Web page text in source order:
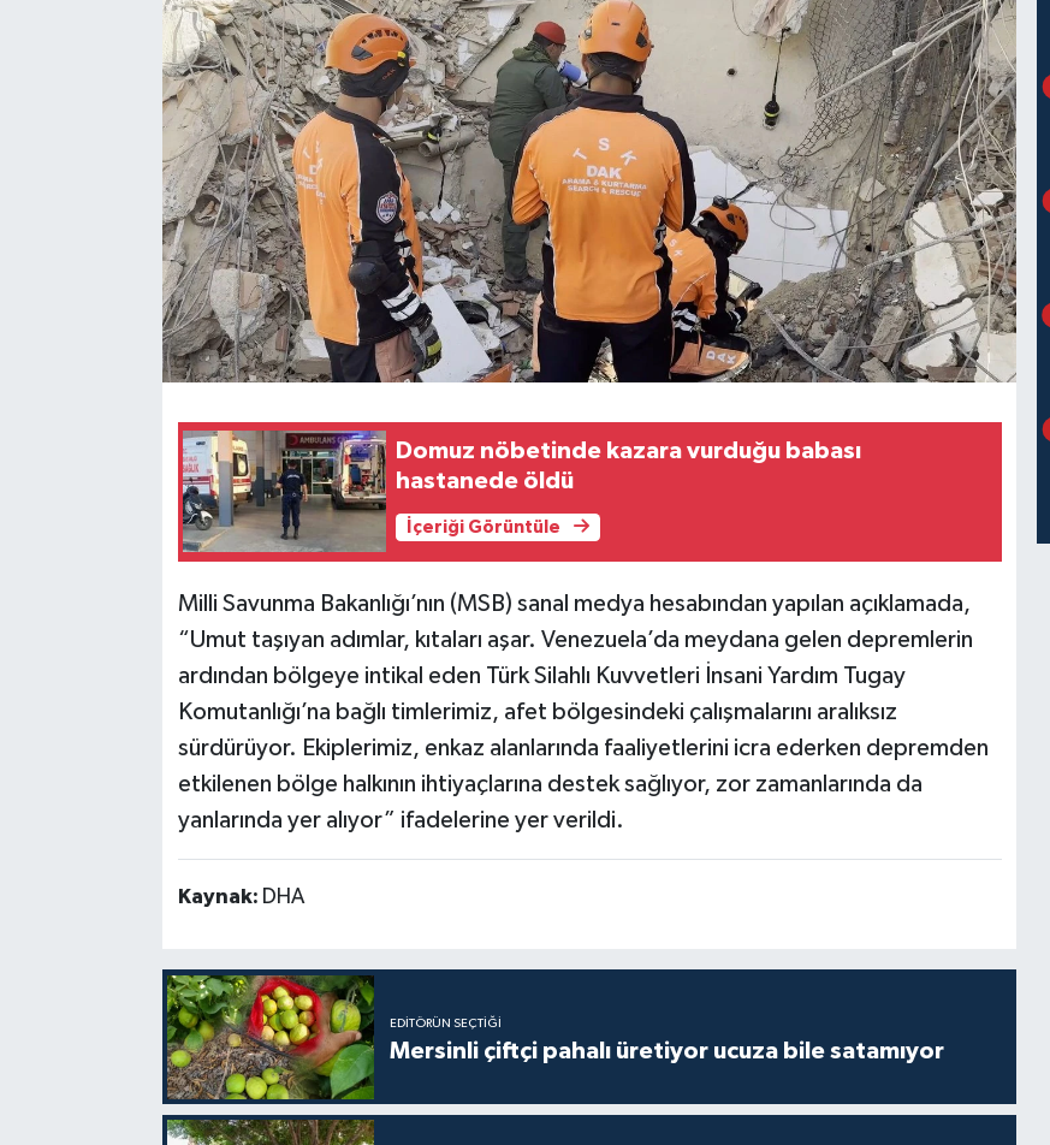
Domuz nöbetinde kazara vurduğu babası
hastanede öldü
İçeriği Görüntüle
Milli Savunma Bakanlığı’nın (MSB) sanal medya hesabından yapılan açıklamada,
“Umut taşıyan adımlar, kıtaları aşar. Venezuela’da meydana gelen depremlerin
ardından bölgeye intikal eden Türk Silahlı Kuvvetleri İnsani Yardım Tugay
Komutanlığı’na bağlı timlerimiz, afet bölgesindeki çalışmalarını aralıksız
sürdürüyor. Ekiplerimiz, enkaz alanlarında faaliyetlerini icra ederken depremden
etkilenen bölge halkının ihtiyaçlarına destek sağlıyor, zor zamanlarında da
yanlarında yer alıyor” ifadelerine yer verildi.
Kaynak: DHA
EDITÖRÜN SEÇTIĞI
Mersinli çiftçi pahalı üretiyor ucuza bile satamıyor